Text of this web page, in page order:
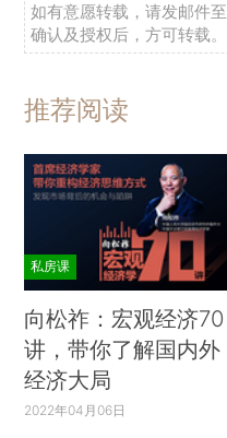
如有意愿转载，请发邮件至
确认及授权后，方可转载。
推荐阅读
私房课
向松祚：宏观经济70
讲，带你了解国内外
经济大局
2022年04月06日